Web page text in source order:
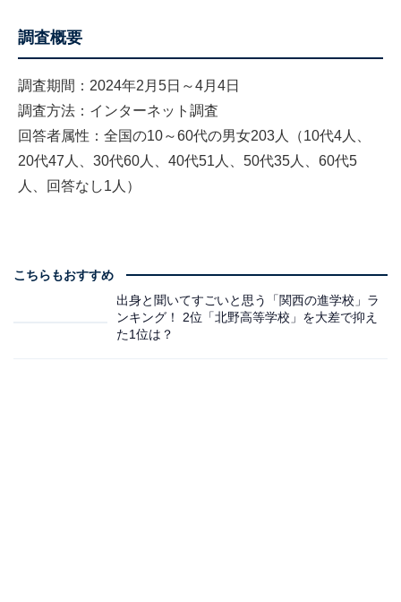
調査概要
調査期間：2024年2月5日～4月4日
調査方法：インターネット調査
回答者属性：全国の10～60代の男女203人（10代4人、
20代47人、30代60人、40代51人、50代35人、60代5
人、回答なし1人）
こちらもおすすめ
出身と聞いてすごいと思う「関西の進学校」ラ
ンキング！ 2位「北野高等学校」を大差で抑え
た1位は？